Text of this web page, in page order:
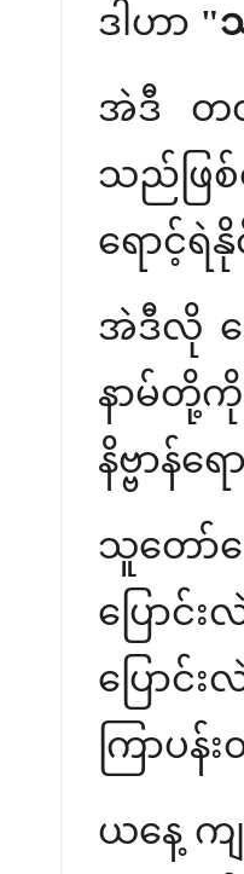
ဒါဟာ "
အဲဒီ တ
သည်ဖြ
ရောင့်ရဲ
အဲဒီလို န
နာမ်တို့ကို
နိဗ္ဗာန်ရ
သူတော်
ပြော
ပြောင်
ကြာပန်
ယနေ့ က